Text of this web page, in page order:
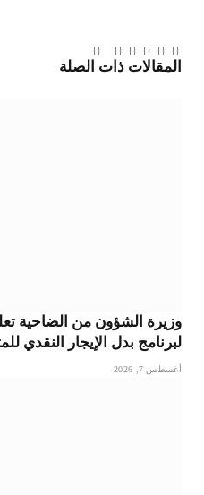
فيسبوك
تويتربينتيريست
لينكدإن
Tumblr
تيلقرام
البريد
الإلكتروني
المقالات ذات الصلة
وزيرة الشؤون من الضاحية
لبرنامج بدل الإيجار النقدي
أغسطس 7, 2026